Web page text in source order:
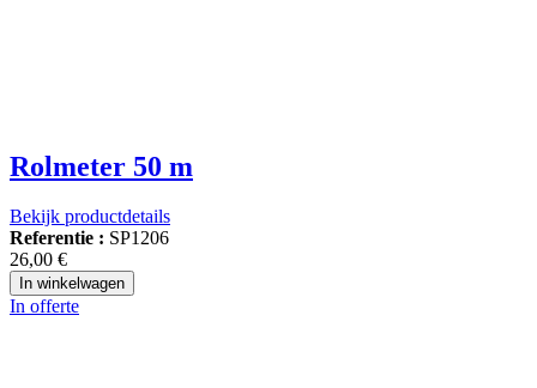
Rolmeter 50 m
Bekijk productdetails
Referentie : SP1206
26,00 €
In winkelwagen
In offerte